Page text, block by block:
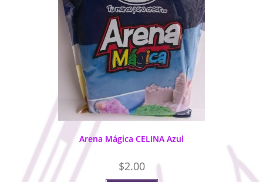
Arena Mágica CELINA Azul
$2.00